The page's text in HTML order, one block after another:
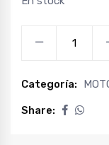
FOTON
TM3
Categoría:
Share: